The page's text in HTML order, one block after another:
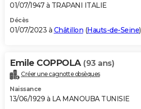
01/07/1947 à TRAPANI ITALIE
Décès
01/07/2023 à Châtillon (Hauts-de-Seine)
Emile COPPOLA (93 ans)
Créer une cagnotte obsèques
Naissance
13/06/1929 à LA MANOUBA TUNISIE